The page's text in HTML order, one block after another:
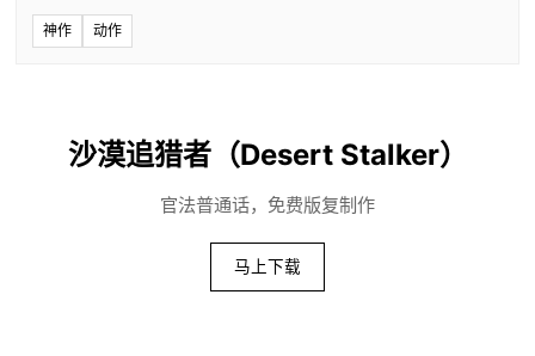
神作 动作
沙漠追猎者（Desert Stalker）
官法普通话，免费版复制作
马上下载